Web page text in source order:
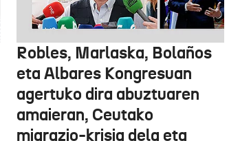
Robles, Marlaska, Bolaños
eta Albares Kongresuan
agertuko dira abuztuaren
amaieran, Ceutako
migrazio-krisia dela eta